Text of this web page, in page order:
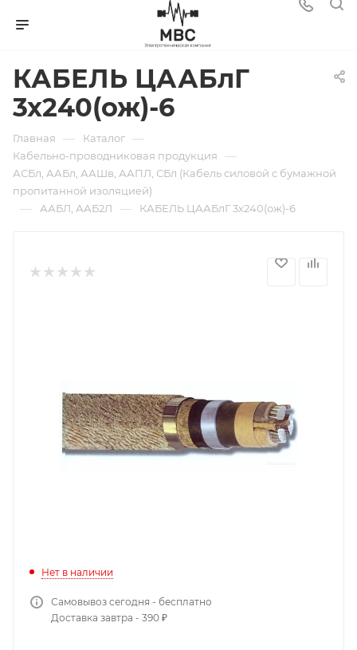
КАБЕЛЬ ЦААБлГ
3х240(ож)-6
Главная — Каталог —
Кабельно-проводниковая продукция —
АСБл, ААБл, ААШв, ААПЛ, СБл (Кабель силовой с бумажной
пропитанной изоляцией)
— ААБЛ, ААБ2Л — КАБЕЛЬ ЦААБлГ 3х240(ож)-6
Нет в наличии
Самовывоз сегодня - бесплатно
Доставка завтра - 390 ₽